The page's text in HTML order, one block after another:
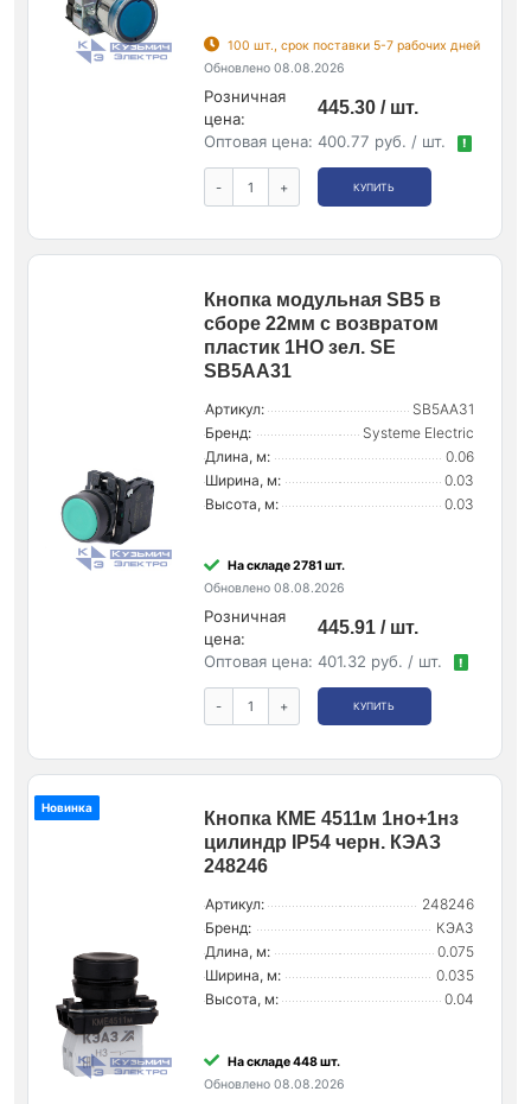
100 шт., срок поставки 5-7 рабочих дней
Обновлено 08.08.2026
Розничная
цена:
445.30 / шт.
Оптовая цена: 400.77 руб. / шт. !
- + КУПИТЬ
Кнопка модульная SB5 в
сборе 22мм с возвратом
пластик 1НО зел. SE
SB5AA31
Артикул:
SB5AA31
Бренд:
Systeme Electric
Длина, м:
0.06
Ширина, м:
0.03
Высота, м:
0.03
На складе 2781 шт.
Обновлено 08.08.2026
Розничная
цена:
445.91 / шт.
Оптовая цена: 401.32 руб. / шт. !
- + КУПИТЬ
Новинка
Кнопка КМЕ 4511м 1но+1нз
цилиндр IP54 черн. КЭАЗ
248246
Артикул:
248246
Бренд:
КЭАЗ
Длина, м:
0.075
Ширина, м:
0.035
Высота, м:
0.04
На складе 448 шт.
Обновлено 08.08.2026